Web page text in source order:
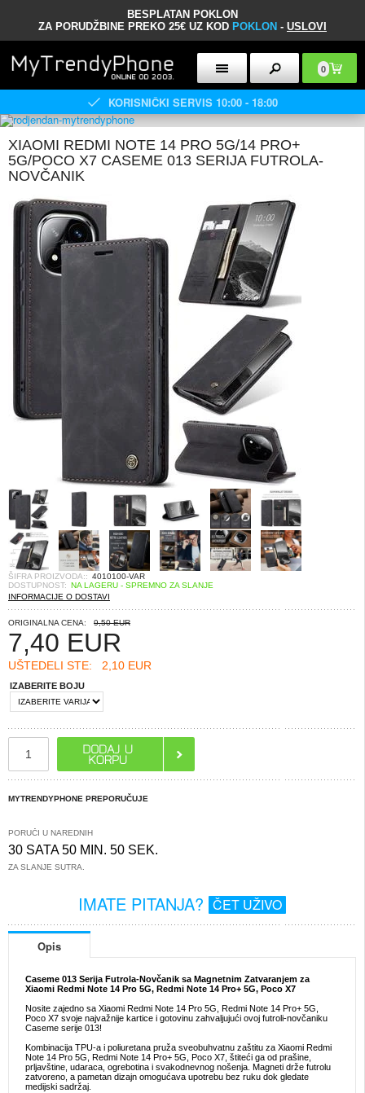
BESPLATAN POKLON
ZA PORUDŽBINE PREKO 25€ UZ KOD POKLON - USLOVI
0
KORISNIČKI SERVIS 10:00 - 18:00
XIAOMI REDMI NOTE 14 PRO 5G/14 PRO+
5G/POCO X7 CASEME 013 SERIJA FUTROLA-
NOVČANIK
ŠIFRA PROIZVODA:: 4010100-VAR
DOSTUPNOST: NA LAGERU - SPREMNO ZA SLANJE
INFORMACIJE O DOSTAVI
ORIGINALNA CENA: 9,50 EUR
7,40 EUR
UŠTEDELI STE: 2,10 EUR
IZABERITE BOJU
MYTRENDYPHONE PREPORUČUJE
PORUČI U NAREDNIH
30 SATA 50 MIN. 50 SEK.
ZA SLANJE SUTRA.
IMATE PITANJA? ČET UŽIVO
Opis
Caseme 013 Serija Futrola-Novčanik sa Magnetnim Zatvaranjem za
Xiaomi Redmi Note 14 Pro 5G, Redmi Note 14 Pro+ 5G, Poco X7
Nosite zajedno sa Xiaomi Redmi Note 14 Pro 5G, Redmi Note 14 Pro+ 5G,
Poco X7 svoje najvažnije kartice i gotovinu zahvaljujući ovoj futroli-novčaniku
Caseme serije 013!
Kombinacija TPU-a i poliuretana pruža sveobuhvatnu zaštitu za Xiaomi Redmi
Note 14 Pro 5G, Redmi Note 14 Pro+ 5G, Poco X7, štiteći ga od prašine,
prljavštine, udaraca, ogrebotina i svakodnevnog nošenja. Magneti drže futrolu
zatvoreno, a pametan dizajn omogućava upotrebu bez ruku dok gledate
medijski sadržaj.